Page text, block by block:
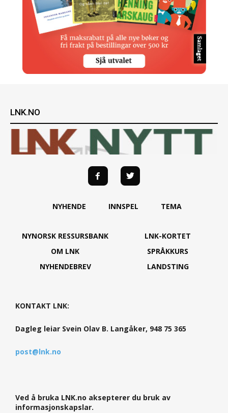
LNK.NO
NYHENDE INNSPEL TEMA
NYNORSK RESSURSBANK
OM LNK
NYHENDEBREV
LNK-KORTET
SPRÅKKURS
LANDSTING
KONTAKT LNK:
Dagleg leiar Svein Olav B. Langåker, 948 75 365
post@lnk.no
Ved å bruka LNK.no aksepterer du bruk av
informasjonskapslar.